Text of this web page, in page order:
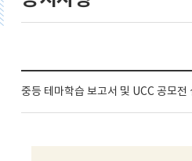
중등 테마학습 보고서 및 UCC 공모전